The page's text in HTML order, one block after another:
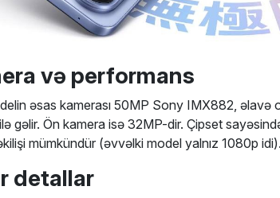
və performans
əsas kamerası 50MP Sony IMX882, əlavə
gəlir. Ön kamera isə 32MP-dir. Çipset
mümkündür (əvvəlki model yalnız 1080p idi).
detallar